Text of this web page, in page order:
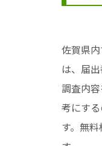
佐賀県
は、届
調査内
考にす
す。無